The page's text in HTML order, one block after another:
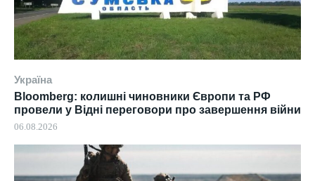
Україна
Bloomberg: колишні чиновники Європи та РФ
провели у Відні переговори про завершення війни
06.08.2026